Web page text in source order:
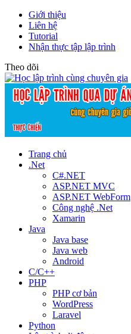
Giới thiệu
Liên hệ
Tutorial
Nhận thực tập lập trình
Theo dõi
Trang chủ
.Net
C#.NET
ASP.NET MVC
ASP.NET WebForm
Công nghệ .Net
Xamarin
Java
Java base
Java web
Android
C/C++
PHP
PHP cơ bản
WordPress
Laravel
Python